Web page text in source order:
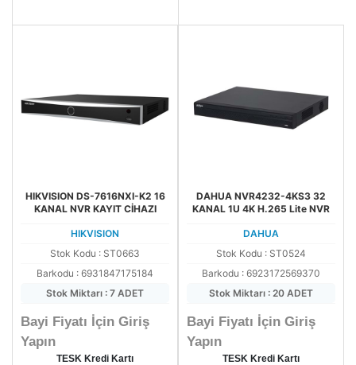
HIKVISION DS-7616NXI-K2 16
KANAL NVR KAYIT CİHAZI
HIKVISION
Stok Kodu : ST0663
Barkodu : 6931847175184
Stok Miktarı : 7 ADET
Bayi Fiyatı İçin Giriş
Yapın
TESK Kredi Kartı
DAHUA NVR4232-4KS3 32
KANAL 1U 4K H.265 Lite NVR
DAHUA
Stok Kodu : ST0524
Barkodu : 6923172569370
Stok Miktarı : 20 ADET
Bayi Fiyatı İçin Giriş
Yapın
TESK Kredi Kartı